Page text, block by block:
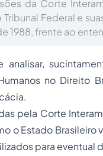
da Corte
Federal e
1988, frente ao
no Direito
pela Corte
o Estado
para eventual